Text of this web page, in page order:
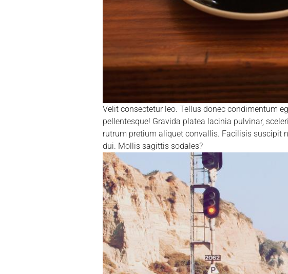
Velit consectetur leo. Tellus donec condimentum
pellentesque! Gravida platea lacinia pulvinar,
rutrum pretium aliquet convallis. Facilisis suscipit
dui. Mollis sagittis sodales?